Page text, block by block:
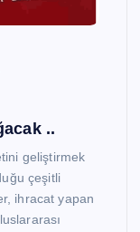
..
geliştirmek
çeşitli
ihracat yapan